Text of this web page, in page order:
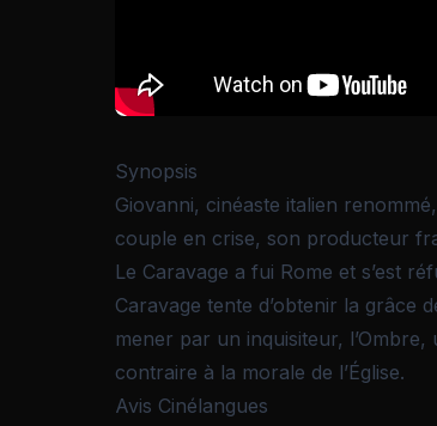
Synopsis
Giovanni, cinéaste italien
couple en crise, son producteur
Le Caravage a fui Rome et s’est
Caravage tente d’obtenir la grâce
mener par un inquisiteur,
contraire à la morale de l’Église.
Avis Cinélangues